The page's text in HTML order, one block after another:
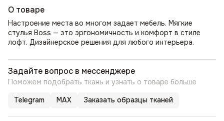
О товаре
Настроение места во многом задает мебель. Мягкие
стулья Boss — это эргономичность и комфорт в стиле
лофт. Дизайнерское решения для любого интерьера.
Задайте вопрос в мессенджере
Поможем подобрать ткань и узнать о товаре больше
Telegram MAX Заказать образцы тканей